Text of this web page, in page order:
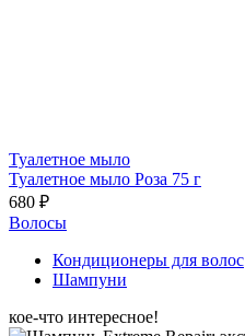
Туалетное мыло
Туалетное мыло Роза 75 г
680 ₽
Волосы
Кондиционеры для волос
Шампуни
кое-что интересное!